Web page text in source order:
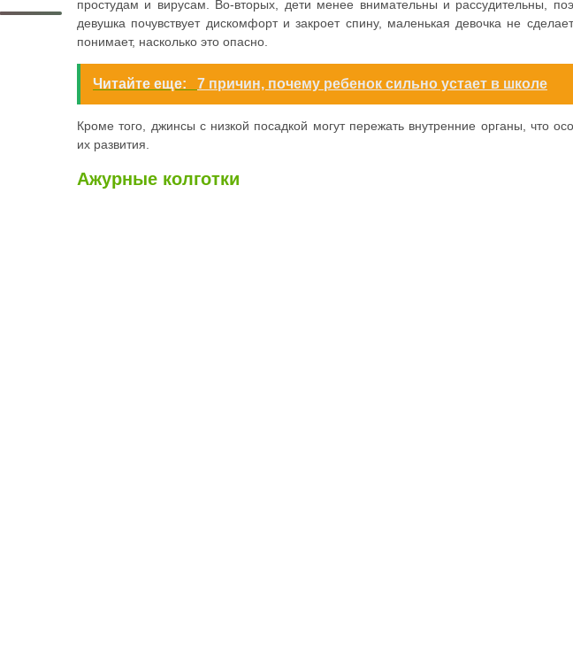
простудам и вирусам. Во-вторых, дети менее внимательны и рассудительны,
девушка почувствует дискомфорт и закроет спину, маленькая девочка не
понимает, насколько это опасно.
Читайте еще: 7 причин, почему ребенок сильно устает в школе
Кроме того, джинсы с низкой посадкой могут пережать внутренние органы, что
их развития.
Ажурные колготки